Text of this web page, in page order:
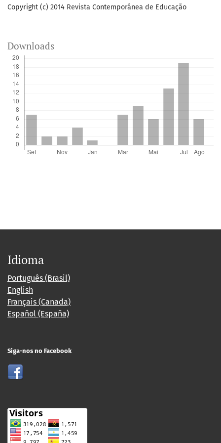
Copyright (c) 2014 Revista Contemporânea de Educação
Downloads
Idioma
Português (Brasil)
English
Français (Canada)
Español (España)
Siga-nos no Facebook